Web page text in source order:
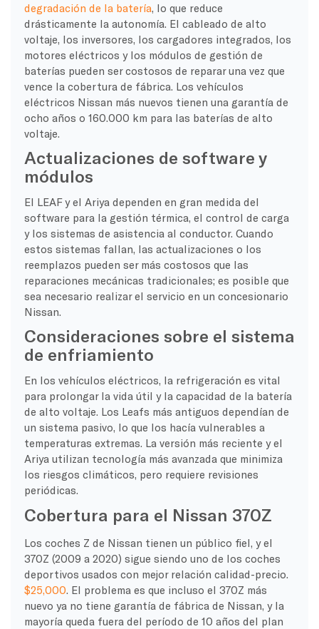
degradación de la batería, lo que reduce
drásticamente la autonomía. El cableado de alto
voltaje, los inversores, los cargadores integrados, los
motores eléctricos y los módulos de gestión de
baterías pueden ser costosos de reparar una vez que
vence la cobertura de fábrica. Los vehículos
eléctricos Nissan más nuevos tienen una garantía de
ocho años o 160.000 km para las baterías de alto
voltaje.
Actualizaciones de software y
módulos
El LEAF y el Ariya dependen en gran medida del
software para la gestión térmica, el control de carga
y los sistemas de asistencia al conductor. Cuando
estos sistemas fallan, las actualizaciones o los
reemplazos pueden ser más costosos que las
reparaciones mecánicas tradicionales; es posible que
sea necesario realizar el servicio en un concesionario
Nissan.
Consideraciones sobre el sistema
de enfriamiento
En los vehículos eléctricos, la refrigeración es vital
para prolongar la vida útil y la capacidad de la batería
de alto voltaje. Los Leafs más antiguos dependían de
un sistema pasivo, lo que los hacía vulnerables a
temperaturas extremas. La versión más reciente y el
Ariya utilizan tecnología más avanzada que minimiza
los riesgos climáticos, pero requiere revisiones
periódicas.
Cobertura para el Nissan 370Z
Los coches Z de Nissan tienen un público fiel, y el
370Z (2009 a 2020) sigue siendo uno de los coches
deportivos usados con mejor relación calidad-precio.
$25,000. El problema es que incluso el 370Z más
nuevo ya no tiene garantía de fábrica de Nissan, y la
mayoría queda fuera del período de 10 años del plan